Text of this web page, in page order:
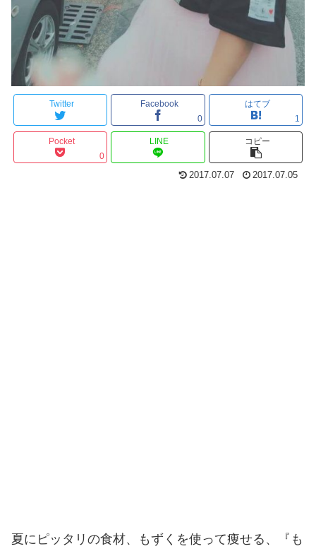
Twitter
Facebook
0
はてブ
1
Pocket
0
LINE コピー
2017.07.07 2017.07.05
夏にピッタリの食材、もずくを使って痩せる、『も